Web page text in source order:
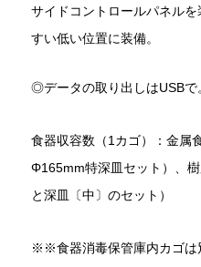
サイドコントロールパネル
すい低い位置に装備。
◎データの取り出しはUSBで
食器収容数（1カゴ）：金属
Φ165mm特深皿セット）、
と深皿〔中〕のセット）
※※食器消毒保管庫内カゴは